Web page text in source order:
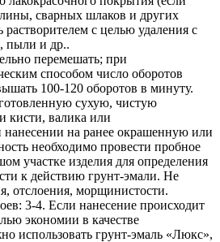
сварных шлаков и других
растворителем с целью удаления с
пыли и др..
перемешать; при
способом число оборотов
100-120 оборотов в минуту.
сухую, чистую
кисти, валика или
нанесении на ранее окрашенную или
необходимо провести пробное
участке изделия для определения
к действию грунт-эмали. Не
отслоения, морщинистости.
3-4. Если нанесение происходит
экономии в качестве
использовать грунт-эмаль «Люкс»,